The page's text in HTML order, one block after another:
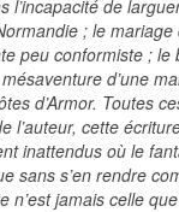
de
; le mariage
peu conformiste ;
d’une
d’Armor. Toutes
l’auteur, cette
inattendus où le
sans s’en rendre
jamais celle que